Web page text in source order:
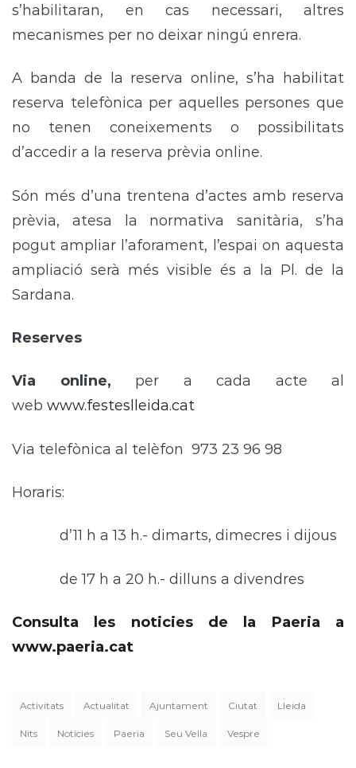
s’habilitaran, en cas necessari, altres
mecanismes per no deixar ningú enrera.
A banda de la reserva online, s’ha habilitat
reserva telefònica per aquelles persones que
no tenen coneixements o possibilitats
d’accedir a la reserva prèvia online.
Són més d’una trentena d’actes amb reserva
prèvia, atesa la normativa sanitària, s’ha
pogut ampliar l’aforament, l’espai on aquesta
ampliació serà més visible és a la Pl. de la
Sardana.
Reserves
Via online, per a cada acte al
web www.festeslleida.cat
Via telefònica al telèfon 973 23 96 98
Horaris:
d’11 h a 13 h.- dimarts, dimecres i dijous
de 17 h a 20 h.- dilluns a divendres
Consulta les noticies de la Paeria a
www.paeria.cat
Activitats Actualitat Ajuntament Ciutat Lleida
Nits Noticies Paeria Seu Vella Vespre